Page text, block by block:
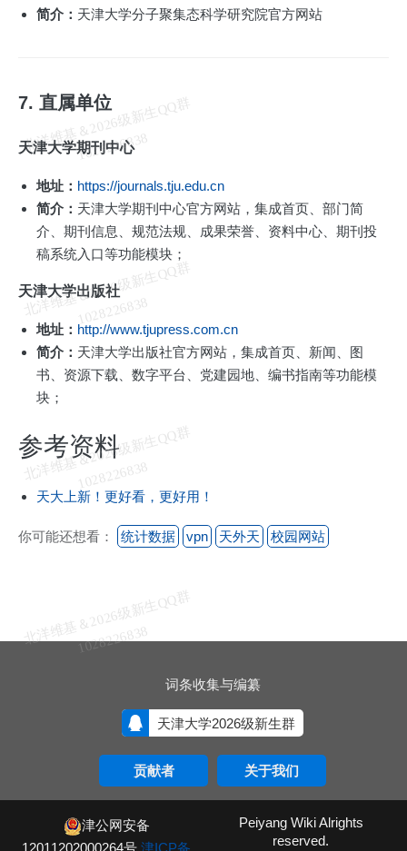
简介： 天津大学分子聚集态科学研究院官方网站
7. 直属单位
天津大学期刊中心
地址： https://journals.tju.edu.cn
简介： 天津大学期刊中心官方网站，集成首页、部门简
介、期刊信息、规范法规、成果荣誉、资料中心、期刊投
稿系统入口等功能模块；
天津大学出版社
地址： http://www.tjupress.com.cn
简介： 天津大学出版社官方网站，集成首页、新闻、图
书、资源下载、数字平台、党建园地、编书指南等功能模
块；
参考资料
天大上新！更好看，更好用！
北
洋
维
基
＆
2
0
2
6
级
新
生
Q
Q
群
1
0
2
8
2
2
6
8
3
8
北
洋
维
基
＆
2
0
2
6
级
新
生
Q
Q
群
1
0
2
8
2
2
6
8
3
8
北
洋
维
基
＆
2
0
2
6
级
新
生
Q
Q
群
1
0
2
8
2
2
6
8
3
8
北
洋
维
基
＆
2
0
2
6
级
新
生
Q
Q
群
1
0
2
8
2
2
6
8
3
8
你可能还想看： 统计数据 vpn 天外天 校园网站
词条收集与编纂
天津大学2026级新生群
贡献者 关于我们
津公网安备
12011202000264号 津ICP备
Peiyang Wiki Alrights
reserved.